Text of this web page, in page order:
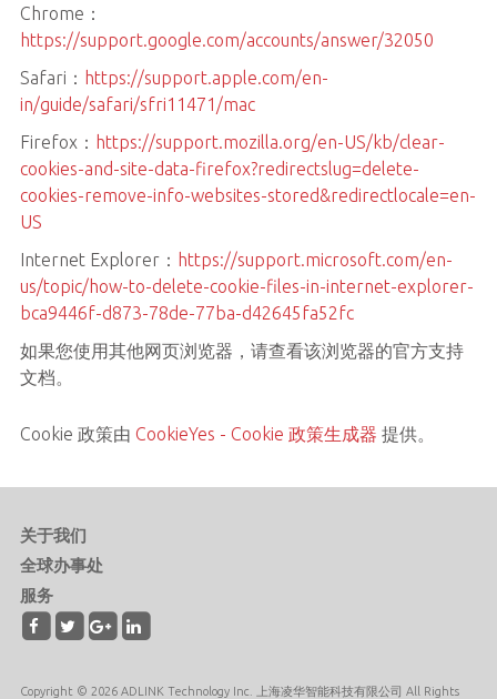
Chrome：
https://support.google.com/accounts/answer/32050
Safari： https://support.apple.com/en-
in/guide/safari/sfri11471/mac
Firefox： https://support.mozilla.org/en-US/kb/clear-
cookies-and-site-data-firefox?redirectslug=delete-
cookies-remove-info-websites-stored&redirectlocale=en-
US
Internet Explorer： https://support.microsoft.com/en-
us/topic/how-to-delete-cookie-files-in-internet-explorer-
bca9446f-d873-78de-77ba-d42645fa52fc
如果您使用其他网页浏览器，请查看该浏览器的官方支持
文档。
Cookie 政策由 CookieYes - Cookie 政策生成器 提供。
关于我们
全球办事处
服务
Copyright © 2026 ADLINK Technology Inc. 上海凌华智能科技有限公司 All Rights